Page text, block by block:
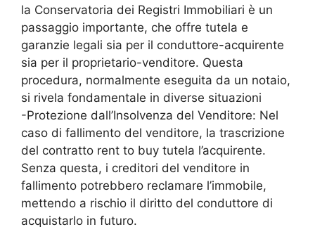
la Conservatoria dei Registri Immobiliari è un
passaggio importante, che offre tutela e
garanzie legali sia per il conduttore-acquirente
sia per il proprietario-venditore. Questa
procedura, normalmente eseguita da un notaio,
si rivela fondamentale in diverse situazioni
-Protezione dall’Insolvenza del Venditore: Nel
caso di fallimento del venditore, la trascrizione
del contratto rent to buy tutela l’acquirente.
Senza questa, i creditori del venditore in
fallimento potrebbero reclamare l’immobile,
mettendo a rischio il diritto del conduttore di
acquistarlo in futuro.